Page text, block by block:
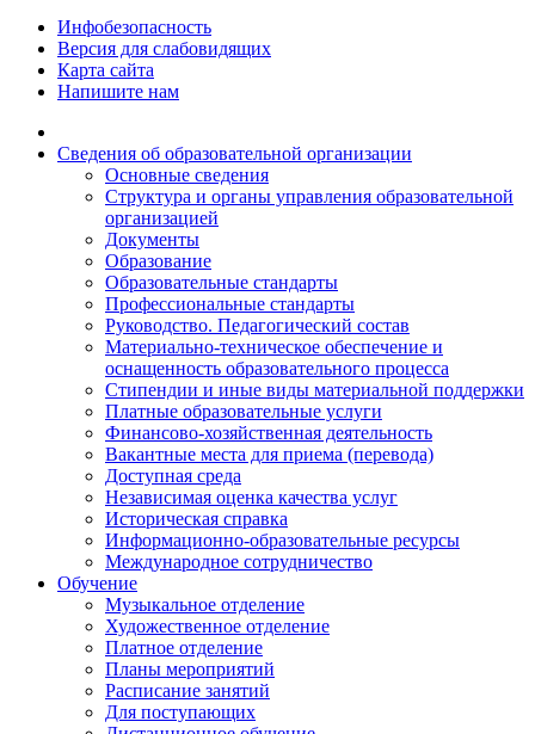
Инфобезопасность
Версия для слабовидящих
Карта сайта
Напишите нам
Сведения об образовательной организации
Основные сведения
Структура и органы управления образовательной
организацией
Документы
Образование
Образовательные стандарты
Профессиональные стандарты
Руководство. Педагогический состав
Материально-техническое обеспечение и
оснащенность образовательного процесса
Стипендии и иные виды материальной поддержки
Платные образовательные услуги
Финансово-хозяйственная деятельность
Вакантные места для приема (перевода)
Доступная среда
Независимая оценка качества услуг
Историческая справка
Информационно-образовательные ресурсы
Международное сотрудничество
Обучение
Музыкальное отделение
Художественное отделение
Платное отделение
Планы мероприятий
Расписание занятий
Для поступающих